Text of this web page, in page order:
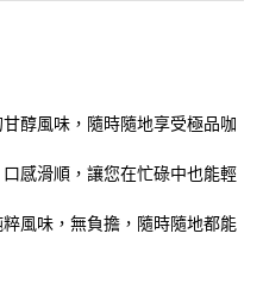
醇風味，隨時隨地享受極品咖
感滑順，讓您在忙碌中也能輕
風味，無負擔，隨時隨地都能